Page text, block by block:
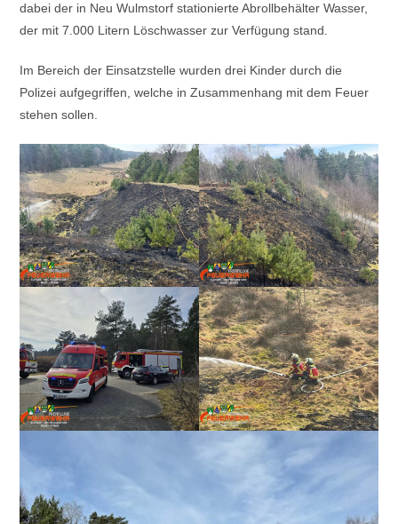
dabei der in Neu Wulmstorf stationierte Abrollbehälter Wasser,
der mit 7.000 Litern Löschwasser zur Verfügung stand.
Im Bereich der Einsatzstelle wurden drei Kinder durch die
Polizei aufgegriffen, welche in Zusammenhang mit dem Feuer
stehen sollen.